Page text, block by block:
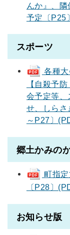
んか』、
予定〔P25
スポーツ
各種大
【自殺予
会予定等、
せ、しら
～P27〕
郷土かみの
町指
〔P28〕
お知らせ版